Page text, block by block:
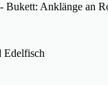
Bukett: Anklänge
Edelfisch